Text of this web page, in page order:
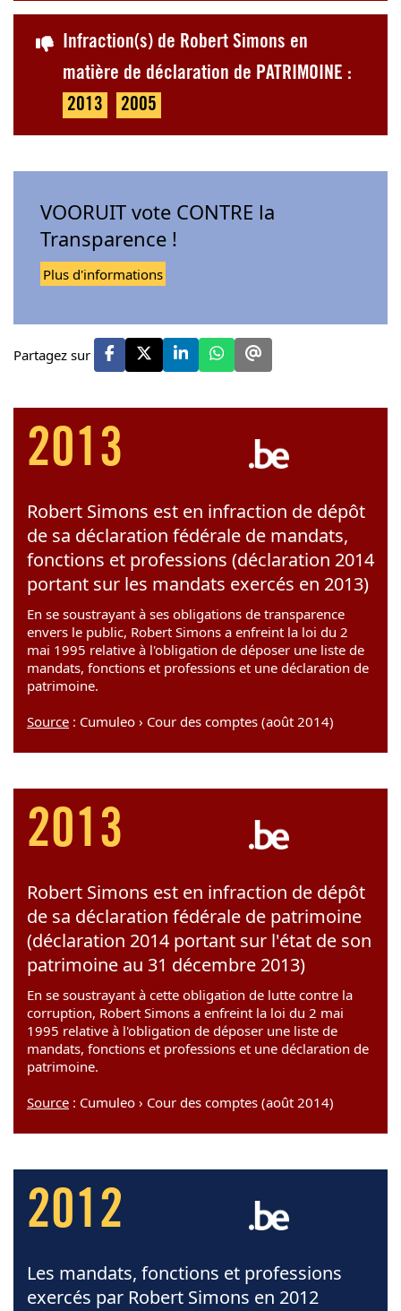
Infraction(s) de Robert Simons en
matière de déclaration de PATRIMOINE :
2013
2005
VOORUIT vote CONTRE la
Transparence !
Plus d'informations
Partagez sur
2013
Robert Simons est en infraction de dépôt
de sa déclaration fédérale de mandats,
fonctions et professions (déclaration 2014
portant sur les mandats exercés en 2013)
En se soustrayant à ses obligations de transparence
envers le public, Robert Simons a enfreint la loi du 2
mai 1995 relative à l'obligation de déposer une liste de
mandats, fonctions et professions et une déclaration de
patrimoine.
Source : Cumuleo › Cour des comptes (août 2014)
2013
Robert Simons est en infraction de dépôt
de sa déclaration fédérale de patrimoine
(déclaration 2014 portant sur l'état de son
patrimoine au 31 décembre 2013)
En se soustrayant à cette obligation de lutte contre la
corruption, Robert Simons a enfreint la loi du 2 mai
1995 relative à l'obligation de déposer une liste de
mandats, fonctions et professions et une déclaration de
patrimoine.
Source : Cumuleo › Cour des comptes (août 2014)
2012
Les mandats, fonctions et professions
exercés par Robert Simons en 2012